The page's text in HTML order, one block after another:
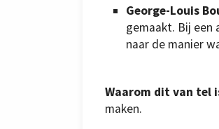
George-Louis
gemaakt. Bij een
naar de manier
Waarom dit van tel
maken.